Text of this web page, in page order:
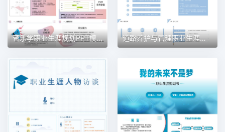
音乐学职业生涯规划PPT模板 道路养护与管理职业生涯规划PPT模板